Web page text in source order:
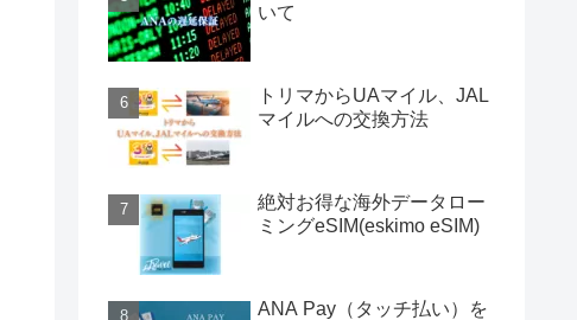
いて
トリマからUAマイル、JAL
マイルへの交換方法
絶対お得な海外データロー
ミングeSIM(eskimo eSIM)
ANA Pay（タッチ払い）を